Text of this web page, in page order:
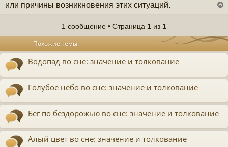
или причины возникновения этих ситуаций.
у
ь
к
ч
у
1 сообщение • Страница 1 из 1
Похожие темы
Водопад во сне: значение и толкование
Голубое небо во сне: значение и толкование
Бег по бездорожью во сне: значение и толкование
Алый цвет во сне: значение и толкование